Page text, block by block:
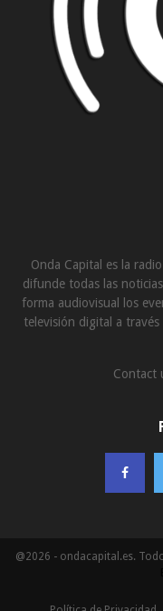
Onda Capital es la
difunde todas las
forma audiovisual los
televisión digital a
Contact
@2026 - ondacapital.es.